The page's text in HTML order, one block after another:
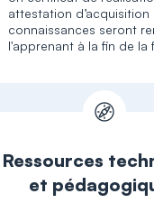
attestation d’acquisition
connaissances seront
l'apprenant à la fin de la
Ressources
et